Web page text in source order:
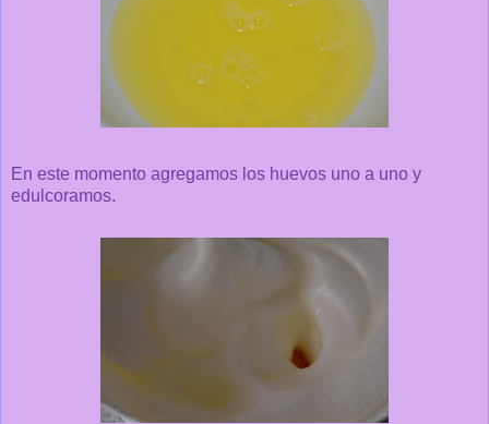
En este momento agregamos los huevos uno a uno y
edulcoramos.